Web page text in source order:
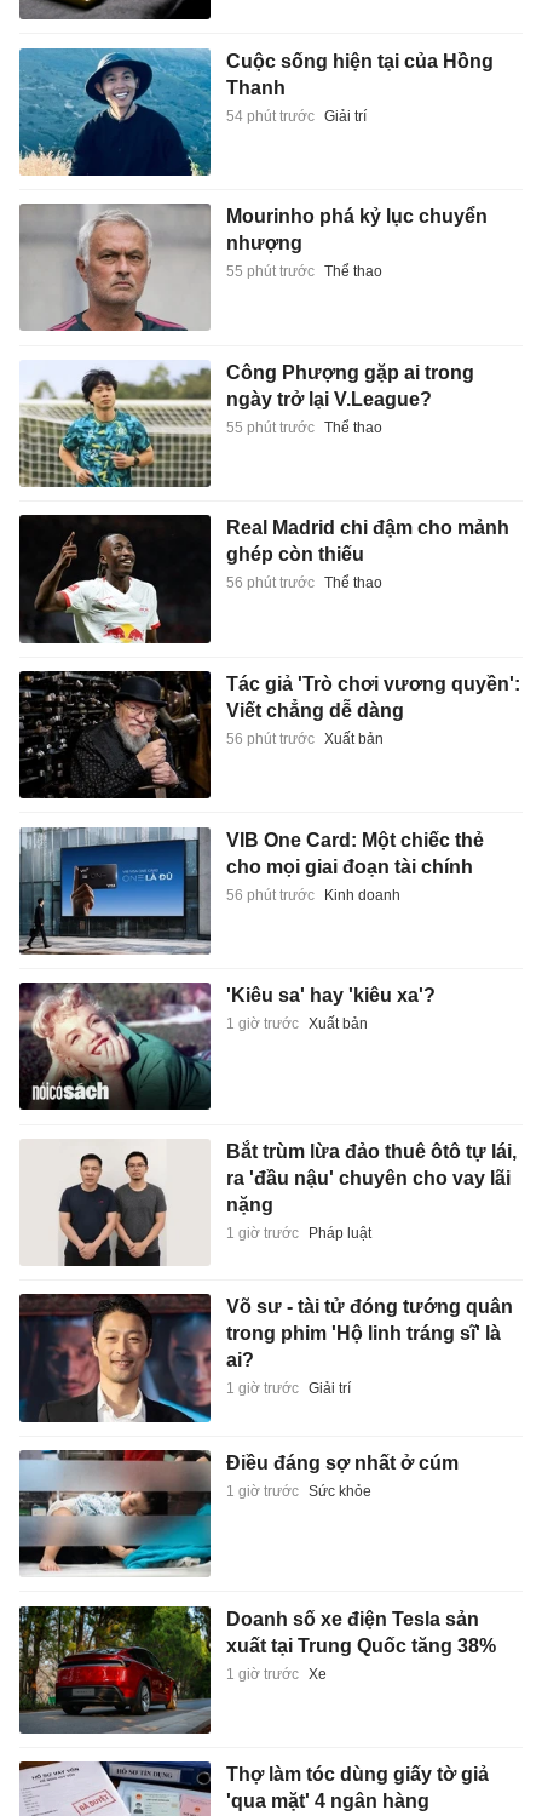
Cuộc sống hiện tại của Hồng
Thanh
54 phút trước Giải trí
Mourinho phá kỷ lục chuyển
nhượng
55 phút trước Thể thao
Công Phượng gặp ai trong
ngày trở lại V.League?
55 phút trước Thể thao
Real Madrid chi đậm cho mảnh
ghép còn thiếu
56 phút trước Thể thao
Tác giả 'Trò chơi vương quyền':
Viết chẳng dễ dàng
56 phút trước Xuất bản
VIB One Card: Một chiếc thẻ
cho mọi giai đoạn tài chính
56 phút trước Kinh doanh
'Kiêu sa' hay 'kiêu xa'?
1 giờ trước Xuất bản
Bắt trùm lừa đảo thuê ôtô tự lái,
ra 'đầu nậu' chuyên cho vay lãi
nặng
1 giờ trước Pháp luật
Võ sư - tài tử đóng tướng quân
trong phim 'Hộ linh tráng sĩ' là
ai?
1 giờ trước Giải trí
Điều đáng sợ nhất ở cúm
1 giờ trước Sức khỏe
Doanh số xe điện Tesla sản
xuất tại Trung Quốc tăng 38%
1 giờ trước Xe
Thợ làm tóc dùng giấy tờ giả
'qua mặt' 4 ngân hàng